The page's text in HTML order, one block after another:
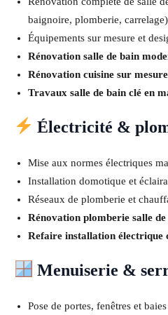
baignoire, plomberie, carrelage)
Équipements sur mesure et
Rénovation salle de bain
Rénovation cuisine sur
Travaux salle de bain clé en
Électricité &
Mise aux normes électriques
Installation domotique et
Réseaux de plomberie et
Rénovation plomberie salle
Refaire installation électrique
Menuiserie &
Pose de portes, fenêtres et